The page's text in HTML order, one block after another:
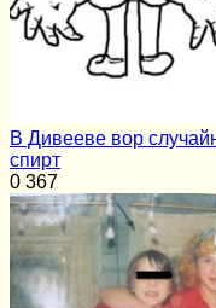
В Дивееве вор
спирт
0 367